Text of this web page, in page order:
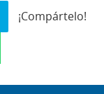
¡Compártelo!